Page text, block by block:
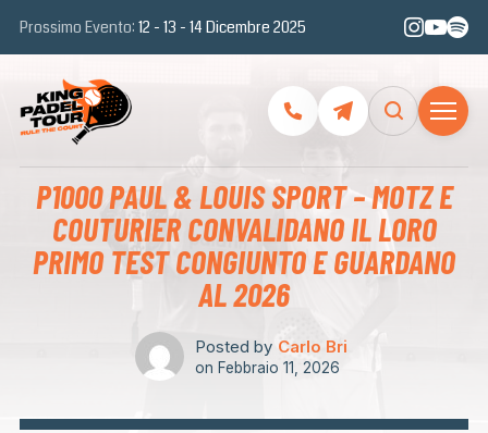
Prossimo Evento: 12 - 13 - 14 Dicembre 2025
P1000 PAUL & LOUIS SPORT – MOTZ E
COUTURIER CONVALIDANO IL LORO
PRIMO TEST CONGIUNTO E GUARDANO
AL 2026
Posted by Carlo Bri
on Febbraio 11, 2026